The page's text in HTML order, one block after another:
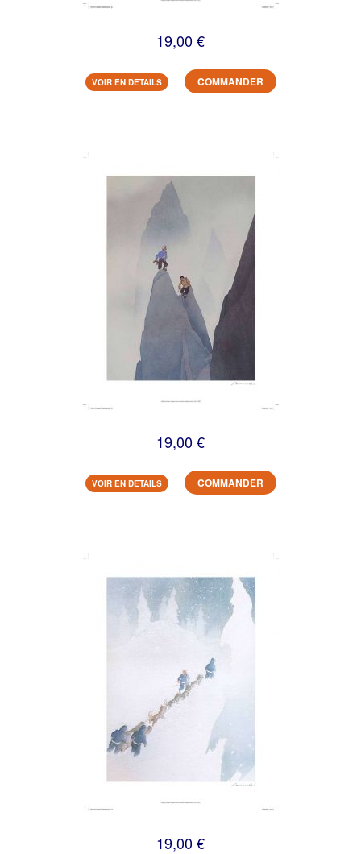
19,00 €
VOIR EN DETAILS COMMANDER
19,00 €
VOIR EN DETAILS COMMANDER
19,00 €